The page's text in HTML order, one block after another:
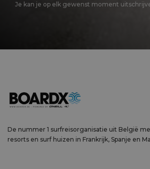
Je kan je op elk gewenst moment
De nummer 1 surfreisorganisatie uit België
resorts en surf huizen in Frankrijk, Spanje en